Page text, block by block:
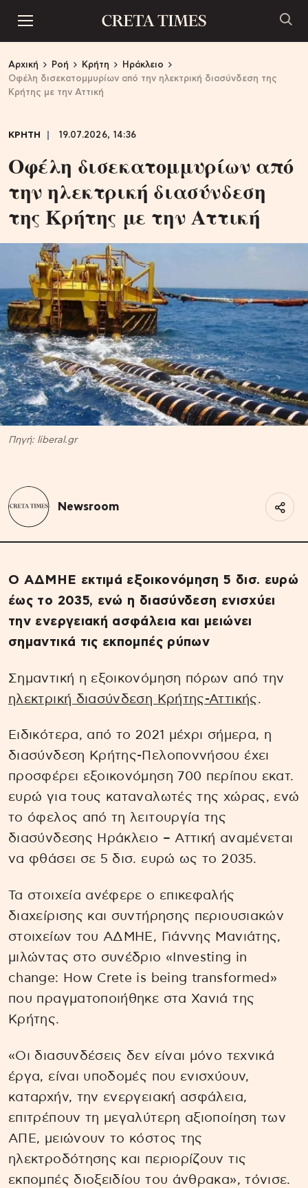
Αρχική Ροή Κρήτη
Ηράκλειο
Οφέλη δισεκατομμυρίων από την ηλεκτρική διασύνδεση της
Κρήτης με την Αττική
ΚΡΗΤΗ 19.07.2026, 14:36
Οφέλη δισεκατομμυρίων από
την ηλεκτρική διασύνδεση
της Κρήτης με την Αττική
Πηγή: liberal.gr
Newsroom
Ο ΑΔΜΗΕ εκτιμά εξοικονόμηση 5 δισ. ευρώ
έως το 2035, ενώ η διασύνδεση ενισχύει
την ενεργειακή ασφάλεια και μειώνει
σημαντικά τις εκπομπές ρύπων
Σημαντική η εξοικονόμηση πόρων από την
ηλεκτρική διασύνδεση Κρήτης-Αττικής.
Ειδικότερα, από το 2021 μέχρι σήμερα, η
διασύνδεση Κρήτης-Πελοποννήσου έχει
προσφέρει εξοικονόμηση 700 περίπου εκατ.
ευρώ για τους καταναλωτές της χώρας, ενώ
το όφελος από τη λειτουργία της
διασύνδεσης Ηράκλειο – Αττική αναμένεται
να φθάσει σε 5 δισ. ευρώ ως το 2035.
Τα στοιχεία ανέφερε ο επικεφαλής
διαχείρισης και συντήρησης περιουσιακών
στοιχείων του ΑΔΜΗΕ, Γιάννης Μανιάτης,
μιλώντας στο συνέδριο «Investing in
change: How Crete is being transformed»
που πραγματοποιήθηκε στα Χανιά της
Κρήτης.
«Οι διασυνδέσεις δεν είναι μόνο τεχνικά
έργα, είναι υποδομές που ενισχύουν,
καταρχήν, την ενεργειακή ασφάλεια,
επιτρέπουν τη μεγαλύτερη αξιοποίηση των
ΑΠΕ, μειώνουν το κόστος της
ηλεκτροδότησης και περιορίζουν τις
εκπομπές διοξειδίου του άνθρακα», τόνισε.